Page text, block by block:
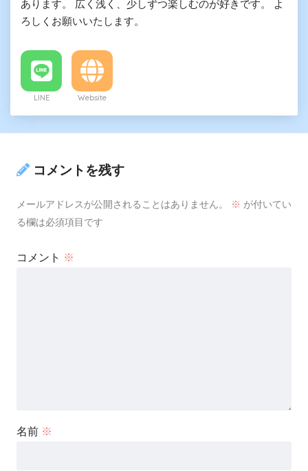
あります。 広く浅く、少しずつ楽しむのが好きです。 よ
ろしくお願いいたします。
LINE Website
コメントを残す
メールアドレスが公開されることはありません。 ※ が付いてい
る欄は必須項目です
コメント ※
名前 ※